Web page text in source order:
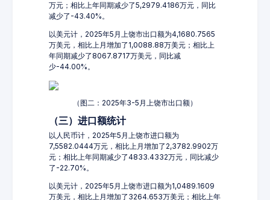
万元；相比上年同期减少了5,2979.4186万元，同比
减少了-43.40%。
以美元计，2025年5月上饶市出口额为4,1680.7565
万美元，相比上月增加了1,0088.88万美元；相比上
年同期减少了8067.8717万美元，同比减
少-44.00%。
（图二：2025年3-5月上饶市出口额）
（三）进口额统计
以人民币计，2025年5月上饶市进口额为
7,5582.0444万元，相比上月增加了2,3782.9902万
元；相比上年同期减少了4833.4332万元，同比减少
了-22.70%。
以美元计，2025年5月上饶市进口额为1,0489.1609
万美元，相比上月增加了3264.653万美元；相比上年